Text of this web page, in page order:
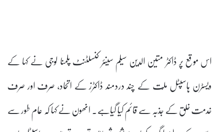
اس موقع پر ڈاکٹر متین الدین سیلم سینئر کنسلٹنٹ پلمنا لوجی نے کہا کے
ویسٹرن ہاسپٹل ملّت کے چند دردمند ڈاکٹرز کے اتحاد، صرف اور صرف
خدمت خلق کے جذبہ سے قائم کیا گیاہے۔ انھون نے کہا کہ عام طور سے